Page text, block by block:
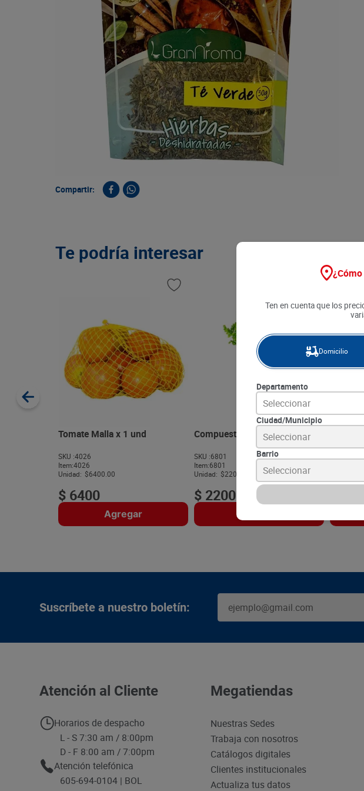
9.
queso
10. papa
Compartir:
Te podría interesar
Tomate Malla x 1 und
SKU :4026
Item:4026
Unidad: $6400.00
$ 6400
Agregar
Compuesto Mazo x 1 und
SKU :6801
Item:6801
Unidad: $2200.00
$ 2200
Suscríbete a nuestro boletín:
Atención al Cliente
Horarios de despacho
L - S 7:30 am / 8:00pm
D - F 8:00 am / 7:00pm
Atención telefónica
605-694-0104 | BOL
Megatiendas
Nuestras Sedes
Trabaja con nosotros
Catálogos digitales
Clientes institucionales
Actualiza tus datos
Ten en cuenta que los
Domicilio
Departamento
Seleccionar
Ciudad/Municipio
Seleccionar
Barrio
Seleccionar